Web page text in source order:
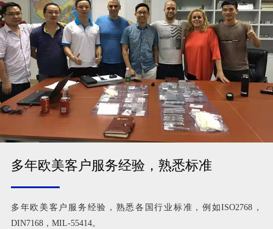
多年欧美客户服务经验，熟悉标准
多年欧美客户服务经验，熟悉各国行业标准，例如ISO2768，
DIN7168，MIL-55414。